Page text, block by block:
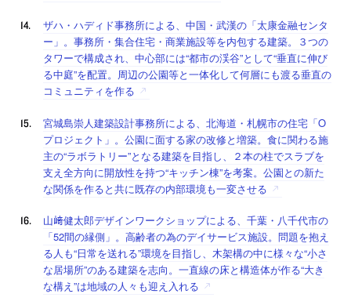
ザハ・ハディド事務所による、中国・武漢の「太康金融センタ
ー」。事務所・集合住宅・商業施設等を内包する建築。３つの
タワーで構成され、中心部には“都市の渓谷”として“垂直に伸び
る中庭”を配置。周辺の公園等と一体化して何層にも渡る垂直の
コミュニティを作る
宮城島崇人建築設計事務所による、北海道・札幌市の住宅「O
プロジェクト」。公園に面する家の改修と増築。食に関わる施
主の“ラボラトリー”となる建築を目指し、２本の柱でスラブを
支え全方向に開放性を持つ“キッチン棟”を考案。公園との新た
な関係を作ると共に既存の内部環境も一変させる
山﨑健太郎デザインワークショップによる、千葉・八千代市の
「52間の縁側」。高齢者の為のデイサービス施設。問題を抱え
る人も“日常を送れる”環境を目指し、木架構の中に様々な“小さ
な居場所”のある建築を志向。一直線の床と構造体が作る“大き
な構え”は地域の人々も迎え入れる